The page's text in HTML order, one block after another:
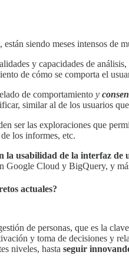
siendo meses intensos de
y capacidades de
de cómo se comporta el
de comportamiento y
similar al de los usuarios
ser las exploraciones que
los informes, etc.
la usabilidad de la interfaz de
Google Cloud y BigQuery, y
actuales?
de personas, que es la
y toma de decisiones y
niveles, hasta seguir